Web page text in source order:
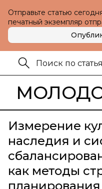
Отправьте статью
печатный экземпляр
Измерение
наследия и
как методы